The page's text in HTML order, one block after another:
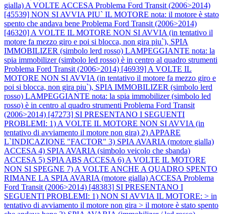
gialla) A VOLTE ACCESA Problema Ford Transit (2006>2014)
[45539] NON SI AVVIA PIU` IL MOTORE nota: il motore è stato
spento che andava bene Problema Ford Transit (2006>2014)
[46320] A VOLTE IL MOTORE NON SI AVVIA (in tentativo il
motore fa mezzo giro e poi si blocca, non gira piu`), SPIA
IMMOBILIZER (simbolo lerd rosso) LAMPEGGIANTE nota: la
spia immobilizer (simbolo led rosso) è in centro al quadro strumenti
Problema Ford Transit (2006>2014) [46939] A VOLTE IL
MOTORE NON SI AVVIA (in tentativo il motore fa mezzo giro e
poi si blocca, non gira piu`), SPIA IMMOBILIZER (simbolo lerd
rosso) LAMPEGGIANTE nota: la spia immobilizer (simbolo led
rosso) è in centro al quadro strumenti Problema Ford Transit
(2006>2014) [47273] SI PRESENTANO I SEGUENTI
PROBLEMI: 1) A VOLTE IL MOTORE NON SI AVVIA (in
tentativo di avviamento il motore non gira) 2) APPARE
L`INDICAZIONE "FACTOR" 3) SPIA AVARIA (motore gialla)
ACCESA 4) SPIA AVARIA (simbolo veicolo che sbanda)
ACCESA 5) SPIA ABS ACCESA 6) A VOLTE IL MOTORE
NON SI SPEGNE 7) A VOLTE ANCHE A QUADRO SPENTO
RIMANE LA SPIA AVARIA (motore gialla) ACCESA Problema
Ford Transit (2006>2014) [48383] SI PRESENTANO I
SEGUENTI PROBLEMI: 1) NON SI AVVIA IL MOTORE: > in
tentativo di avviamento il motore non gira > il motore è stato spento